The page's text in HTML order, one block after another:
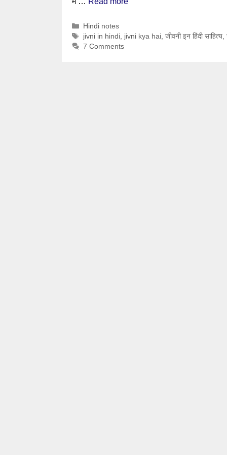
Categories
Hindi notes
Tags
jivni in hindi, jivni kya hai, जीवनी इन हिंदी साहित्य,
7 Comments